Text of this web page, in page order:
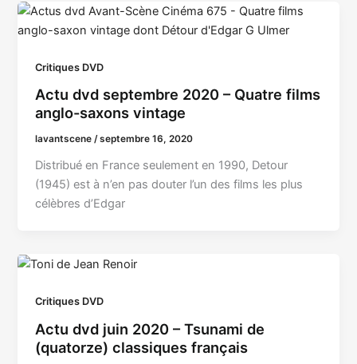
Critiques DVD
Actu dvd septembre 2020 – Quatre films
anglo-saxons vintage
lavantscene/septembre 16, 2020
Distribué en France seulement en 1990, Detour
(1945) est à n’en pas douter l’un des films les plus
célèbres d’Edgar
Critiques DVD
Actu dvd juin 2020 – Tsunami de
(quatorze) classiques français